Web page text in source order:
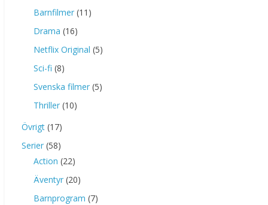
Barnfilmer (11)
Drama (16)
Netflix Original (5)
Sci-fi (8)
Svenska filmer (5)
Thriller (10)
Övrigt (17)
Serier (58)
Action (22)
Äventyr (20)
Barnprogram (7)